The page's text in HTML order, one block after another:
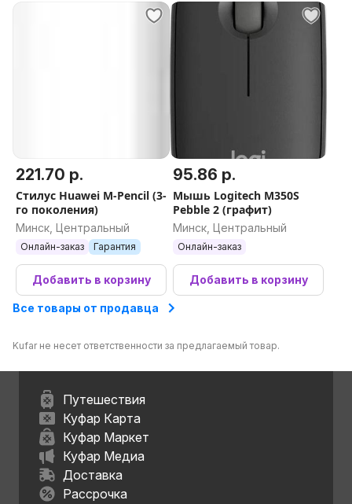
221.70 р.
Стилус Huawei M-Pencil (3-
го поколения)
Минск, Центральный
Онлайн-заказ Гарантия
Добавить в корзину
95.86 р.
Мышь Logitech M350S
Pebble 2 (графит)
Минск, Центральный
Онлайн-заказ
Добавить в корзину
Все товары от продавца
Kufar не несет ответственности за предлагаемый товар.
Путешествия
Куфар Карта
Куфар Маркет
Куфар Медиа
Доставка
Рассрочка